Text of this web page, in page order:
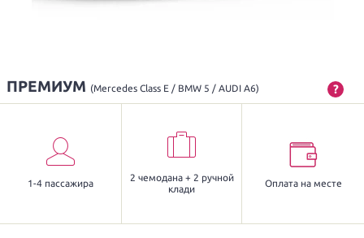
ПРЕМИУМ (Mercedes Class E / BMW 5 / AUDI A6) ?
1-4 пассажира
2 чемодана + 2 ручной
клади
Оплата на месте